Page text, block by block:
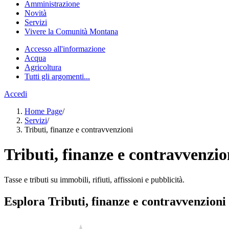
Amministrazione
Novità
Servizi
Vivere la Comunità Montana
Accesso all'informazione
Acqua
Agricoltura
Tutti gli argomenti...
Accedi
Home Page/
Servizi/
Tributi, finanze e contravvenzioni
Tributi, finanze e
Tasse e tributi su immobili, rifiuti, affissioni e pubblicità.
Esplora Tributi, finanze e contravvenzioni